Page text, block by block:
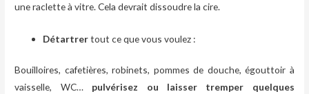
une raclette à vitre. Cela devrait dissoudre la cire.
Détartrertout ce que vous voulez :
Bouilloires, cafetières, robinets, pommes de douche, égouttoir à
vaisselle, WC… pulvérisez ou laisser tremper quelques